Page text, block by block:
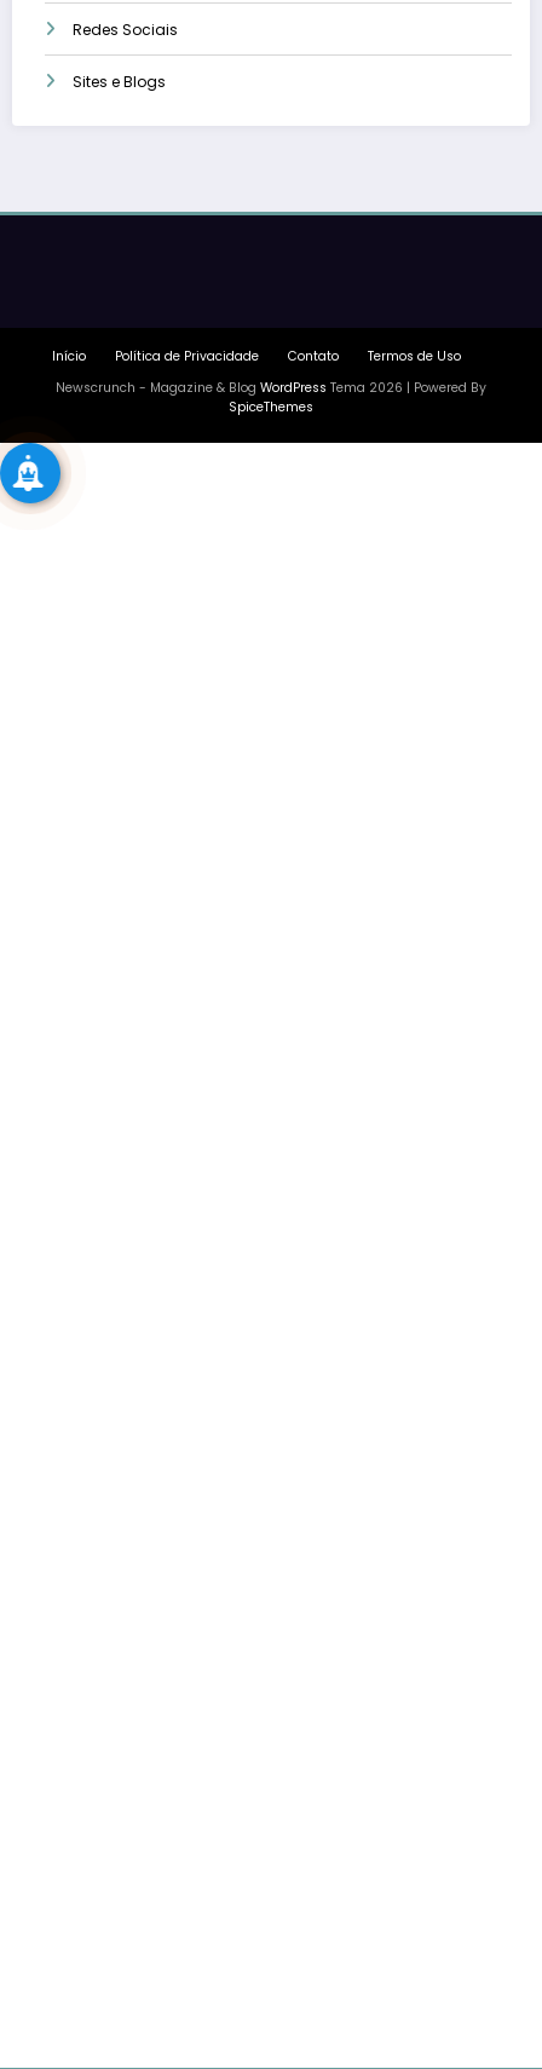
Redes Sociais
Sites e Blogs
Início Política de Privacidade Contato
Termos de Uso
Newscrunch - Magazine & Blog WordPress Tema 2026 | Powered By
SpiceThemes